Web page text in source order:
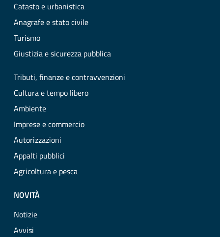
Catasto e urbanistica
Anagrafe e stato civile
Turismo
Giustizia e sicurezza pubblica
Tributi, finanze e contravvenzioni
Cultura e tempo libero
Ambiente
Imprese e commercio
Autorizzazioni
Appalti pubblici
Agricoltura e pesca
NOVITÀ
Notizie
Avvisi